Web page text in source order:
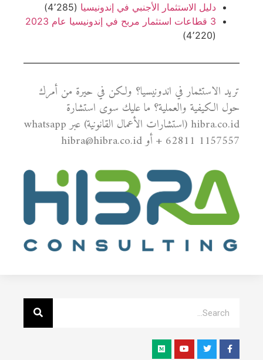
دليل الاستثمار الأجنبي في إندونيسيا (4٬285)
3 قطاعات استثمار مربح في إندونيسيا عام 2023
(4٬220)
تريد الاستثمار في اندونيسيا؟ ولكن في حيرة من أمرك
حول الكيفية والعملية؟ ما عليك سوى استشارة
hibra.co.id (استشارات الأعمال القانونية) عبر whatsapp
+ 62811 1157557 أو hibra@hibra.co.id